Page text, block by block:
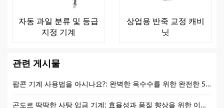
자동 과일 분류 및 등급
지정 기계
상업용 반죽 교정 캐비
닛
관련 게시물
팝콘 기계 사용법을 아시나요?: 완벽한 옥수수를 위한 완전한 5단계 가이드?
곤도르 딱딱한 사탕 입금 기계: 효율성과 품질 향상을 위한 이상적인 솔루션